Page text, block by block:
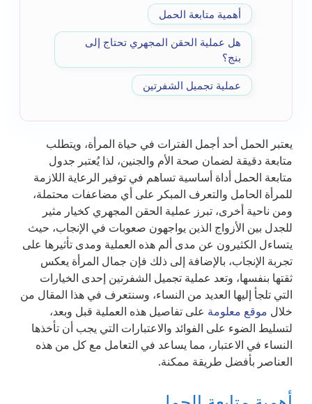
أهمية متابعة الحمل
هل عملية الحقن المجهري تحتاج إلى
بنج؟
عملية تجميل الشفرتين
يعتبر الحمل أحد أجمل الفترات في حياة المرأة، ويتطلب
متابعة دقيقة لضمان صحة الأم والجنين، لذا يُعتبر جدول
متابعة الحمل أداة أساسية تساهم في توفير الرعاية اللازمة
للمرأة الحامل والتعرف المبكر على أي مضاعفات محتملة،
ومن ناحية أخرى، تبرز عملية الحقن المجهري كخيار مثير
للجدل بين الأزواج الذين يواجهون صعوبات في الإنجاب، حيث
يتساءل الكثيرون عن مدى ألم هذه العملية ومدى تأثيرها على
تجربة الإنجاب، بالإضافة إلى ذلك فإن جمال المرأة يعكس
ثقتها بنفسها، وتعد عملية تجميل الشفرتين إحدى الخيارات
التي تلجأ إليها العديد من النساء، وسنتعرف في هذا المقال من
خلال موقع معلومة على تفاصيل هذه العملية قبل وبعد،
لتسليط الضوء على الفوائد والاعتبارات التي يجب أن تأخذها
النساء في الاعتبار، مما يساعد في التعامل مع كل من هذه
العناصر بأفضل طريقة ممكنة.